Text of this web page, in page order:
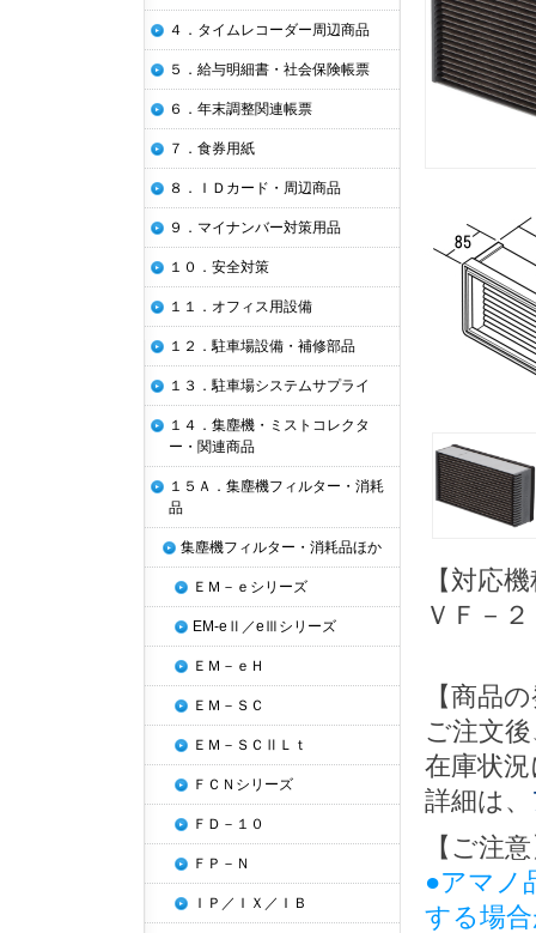
【対応
ＶＦ－
【商品
ご注文
在庫状
詳細は、
【ご注
●アマノ
する場
４．タイムレコーダー周辺商品
５．給与明細書・社会保険帳票
６．年末調整関連帳票
７．食券用紙
８．ＩＤカード・周辺商品
９．マイナンバー対策用品
１０．安全対策
１１．オフィス用設備
１２．駐車場設備・補修部品
１３．駐車場システムサプライ
１４．集塵機・ミストコレクタ
ー・関連商品
１５Ａ．集塵機フィルター・消耗
品
集塵機フィルター・消耗品ほか
ＥＭ－ｅシリーズ
EM-eⅡ／eⅢシリーズ
ＥＭ－ｅＨ
ＥＭ－ＳＣ
ＥＭ－ＳＣⅡＬｔ
ＦＣＮシリーズ
ＦＤ－１０
ＦＰ－Ｎ
ＩＰ／ＩＸ／ＩＢ